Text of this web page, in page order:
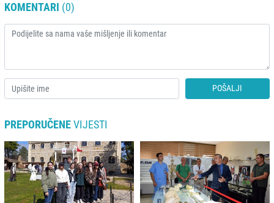
KOMENTARI (0)
POŠALJI
PREPORUČENEVIJESTI